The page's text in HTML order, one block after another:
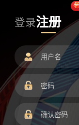
登录注册